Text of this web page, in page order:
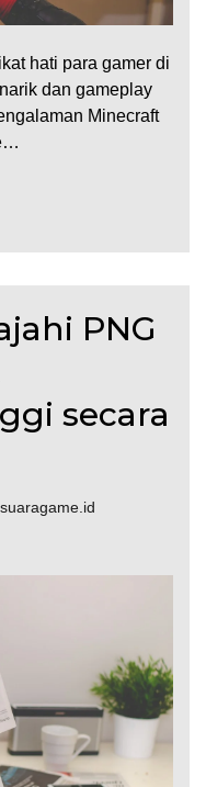
hati para gamer di
dan gameplay
Minecraft
PNG
secara